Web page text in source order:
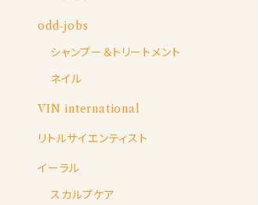
odd-jobs
シャンプー＆トリートメント
ネイル
VIN international
リトルサイエンティスト
イーラル
スカルプケア